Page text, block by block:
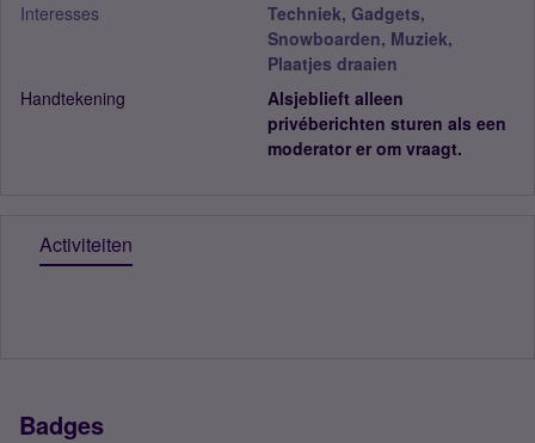
Interesses
Techniek, Gadgets,
Snowboarden, Muziek,
Plaatjes draaien
Handtekening
Alsjeblieft alleen
privéberichten sturen als een
moderator er om vraagt.
Activiteiten
Badges